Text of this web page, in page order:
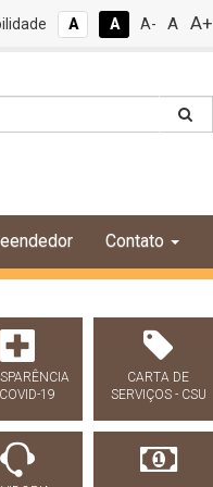
A A A- A A+
Contato
19
CARTA DE
SERVIÇOS - CSU